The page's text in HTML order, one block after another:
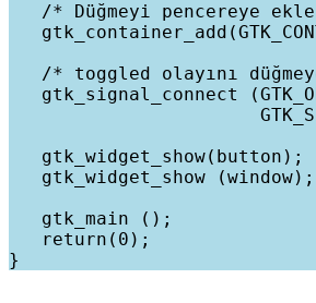
/* Düğmeyi pencereye
/* toggled olayını
gtk_signal_connect
   gtk_widget_show(button);
   gtk_widget_show (window);
   gtk_main ();
   return(0);